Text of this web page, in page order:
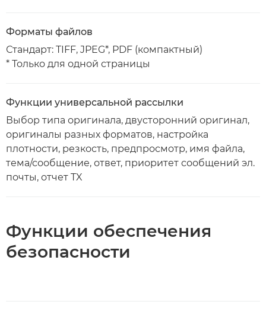
Форматы файлов
Стандарт: TIFF, JPEG*, PDF (компактный)
* Только для одной страницы
Функции универсальной рассылки
Выбор типа оригинала, двусторонний оригинал,
оригиналы разных форматов, настройка
плотности, резкость, предпросмотр, имя файла,
тема/сообщение, ответ, приоритет сообщений эл.
почты, отчет TX
Функции обеспечения
безопасности